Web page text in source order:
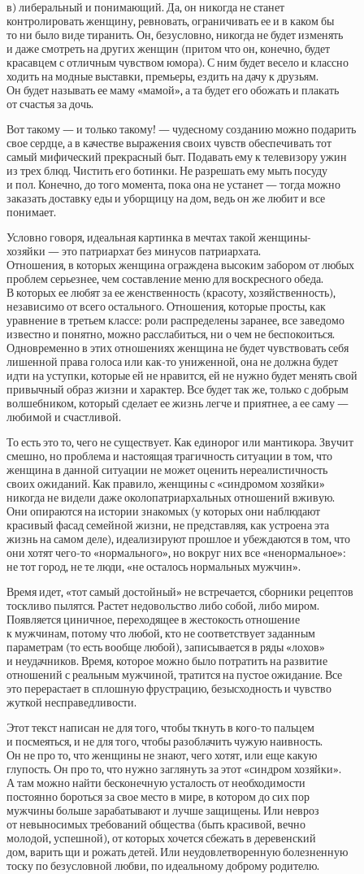
в) либеральный и понимающий. Да, он никогда не станет
контролировать женщину, ревновать, ограничивать ее и в каком бы
то ни было виде тиранить. Он, безусловно, никогда не будет изменять
и даже смотреть на других женщин (притом что он, конечно, будет
красавцем с отличным чувством юмора). С ним будет весело и классно
ходить на модные выставки, премьеры, ездить на дачу к друзьям.
Он будет называть ее маму «мамой», а та будет его обожать и плакать
от счастья за дочь.
Вот такому — и только такому! — чудесному созданию можно подарить
свое сердце, а в качестве выражения своих чувств обеспечивать тот
самый мифический прекрасный быт. Подавать ему к телевизору ужин
из трех блюд. Чистить его ботинки. Не разрешать ему мыть посуду
и пол. Конечно, до того момента, пока она не устанет — тогда можно
заказать доставку еды и уборщицу на дом, ведь он же любит и все
понимает.
Условно говоря, идеальная картинка в мечтах такой женщины-
хозяйки — это патриархат без минусов патриархата.
Отношения, в которых женщина ограждена высоким забором от любых
проблем серьезнее, чем составление меню для воскресного обеда.
В которых ее любят за ее женственность (красоту, хозяйственность),
независимо от всего остального. Отношения, которые просты, как
уравнение в третьем классе: роли распределены заранее, все заведомо
известно и понятно, можно расслабиться, ни о чем не беспокоиться.
Одновременно в этих отношениях женщина не будет чувствовать себя
лишенной права голоса или как-то униженной, она не должна будет
идти на уступки, которые ей не нравится, ей не нужно будет менять свой
привычный образ жизни и характер. Все будет так же, только с добрым
волшебником, который сделает ее жизнь легче и приятнее, а ее саму —
любимой и счастливой.
То есть это то, чего не существует. Как единорог или мантикора. Звучит
смешно, но проблема и настоящая трагичность ситуации в том, что
женщина в данной ситуации не может оценить нереалистичность
своих ожиданий. Как правило, женщины с «синдромом хозяйки»
никогда не видели даже околопатриархальных отношений вживую.
Они опираются на истории знакомых (у которых они наблюдают
красивый фасад семейной жизни, не представляя, как устроена эта
жизнь на самом деле), идеализируют прошлое и убеждаются в том, что
они хотят чего-то «нормального», но вокруг них все «ненормальное»:
не тот город, не те люди, «не осталось нормальных мужчин».
Время идет, «тот самый достойный» не встречается, сборники рецептов
тоскливо пылятся. Растет недовольство либо собой, либо миром.
Появляется циничное, переходящее в жестокость отношение
к мужчинам, потому что любой, кто не соответствует заданным
параметрам (то есть вообще любой), записывается в ряды «лохов»
и неудачников. Время, которое можно было потратить на развитие
отношений с реальным мужчиной, тратится на пустое ожидание. Все
это перерастает в сплошную фрустрацию, безысходность и чувство
жуткой несправедливости.
Этот текст написан не для того, чтобы ткнуть в кого-то пальцем
и посмеяться, и не для того, чтобы разоблачить чужую наивность.
Он не про то, что женщины не знают, чего хотят, или еще какую
глупость. Он про то, что нужно заглянуть за этот «синдром хозяйки».
А там можно найти бесконечную усталость от необходимости
постоянно бороться за свое место в мире, в котором до сих пор
мужчины больше зарабатывают и лучше защищены. Или невроз
от невыносимых требований общества (быть красивой, вечно
молодой, успешной), от которых хочется сбежать в деревенский
дом, варить щи и рожать детей. Или неудовлетворенную болезненную
тоску по безусловной любви, по идеальному доброму родителю.